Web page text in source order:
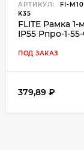
АРТИКУЛ:
FI-
K35
FLITE Рамка 1-
IP55 Рпро-1-
55-K35
ПОД ЗАКАЗ
379,89 ₽